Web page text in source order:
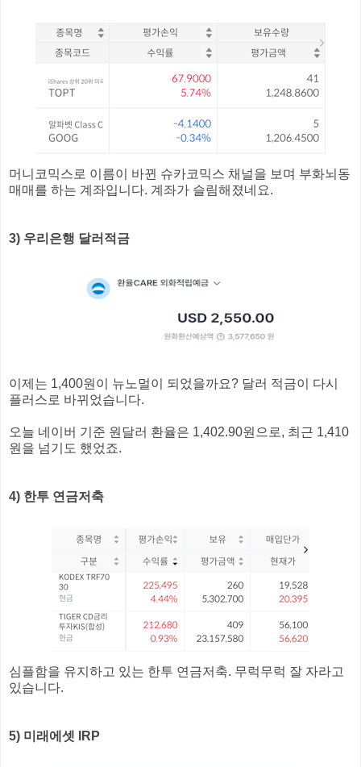
머니코믹스로 이름이 바뀐 슈카코믹스 채널을 보며 부화뇌동
매매를 하는 계좌입니다. 계좌가 슬림해졌네요.
3) 우리은행 달러적금
이제는 1,400원이 뉴노멀이 되었을까요? 달러 적금이 다시
플러스로 바뀌었습니다.
오늘 네이버 기준 원달러 환율은 1,402.90원으로, 최근 1,410
원을 넘기도 했었죠.
4) 한투 연금저축
심플함을 유지하고 있는 한투 연금저축. 무럭무럭 잘 자라고
있습니다.
5) 미래에셋 IRP